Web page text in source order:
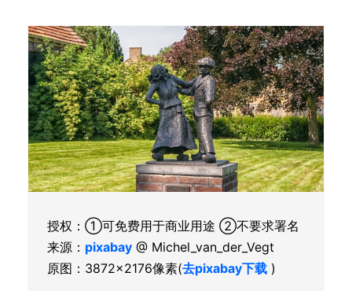
授权：①可免费用于商业用途 ②不要求署名
来源： pixabay @ Michel_van_der_Vegt
原图：3872×2176像素(去pixabay下载 )